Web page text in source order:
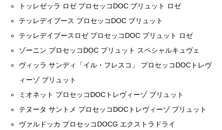
トッレゼッラ ロゼ プロセッコDOC ブリュット ロゼ
テッレデイブース プロセッコDOC ブリュット
テッレデイブースロゼ プロセッコDOC ブリュット ロゼ
ゾーニン プロセッコDOC ブリュット スペシャルキュヴェ
ヴィッラ サンディ「イル・フレスコ」 プロセッコDOCトレヴ
ィーゾ ブリュット
ミオネット プロセッコDOCトレヴィーゾ ブリュット
テヌータ サントメ プロセッコDOCトレヴィーゾ ブリュット
ヴァルドッカ プロセッコDOCG エクストラドライ